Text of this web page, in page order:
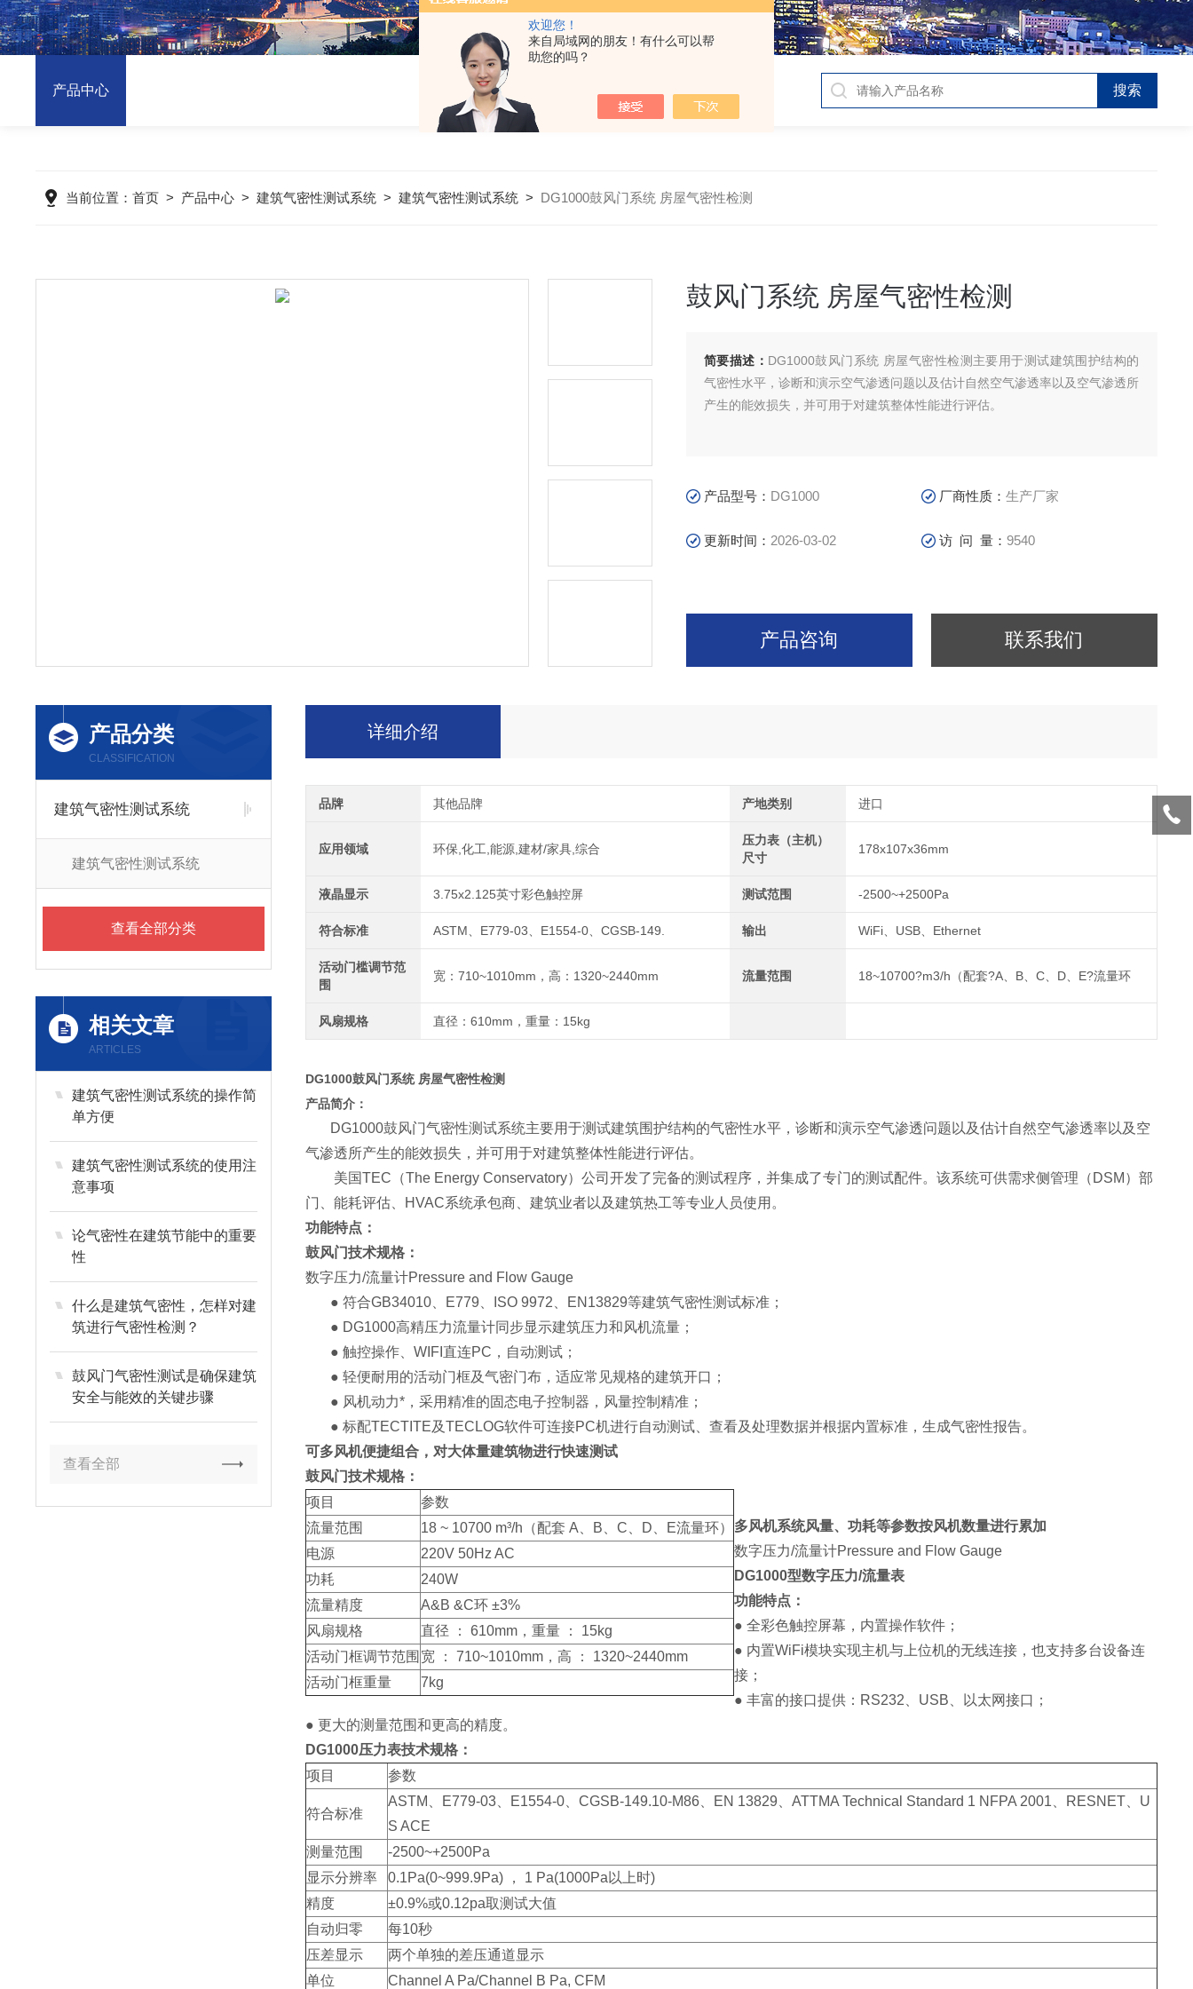
欢迎您！
来自局域网的朋友！有什么可以帮
助您的吗？
产品中心
当前位置：首页 > 产品中心 >建筑气密性测试系统 >建筑气密性测试系统 > DG1000鼓风门系统 房屋气密性检测
鼓风门系统 房屋气密性检测
简要描述： DG1000鼓风门系统 房屋气密性检测主要用于测试建筑围护结构的
气密性水平，诊断和演示空气渗透问题以及估计自然空气渗透率以及空气渗透所
产生的能效损失，并可用于对建筑整体性能进行评估。
产品型号： DG1000 厂商性质：生产厂家
更新时间： 2026-03-02 访 问 量：9540
产品咨询 联系我们
产品分类
CLASSIFICATION
建筑气密性测试系统
建筑气密性测试系统
查看全部分类
相关文章
ARTICLES
建筑气密性测试系统的操作简
单方便
建筑气密性测试系统的使用注
意事项
论气密性在建筑节能中的重要
性
什么是建筑气密性，怎样对建
筑进行气密性检测？
鼓风门气密性测试是确保建筑
安全与能效的关键步骤
查看全部
详细介绍
品牌 其他品牌 产地类别 进口
应用领域 环保,化工,能源,建材/家具,综合
压力表（主机）
尺寸
178x107x36mm
液晶显示 3.75x2.125英寸彩色触控屏 测试范围 -2500~+2500Pa
符合标准 ASTM、E779-03、E1554-0、CGSB-149. 输出 WiFi、USB、Ethernet
活动门槛调节范
围
宽：710~1010mm，高：1320~2440mm 流量范围 18~10700?m3/h（配套?A、B、C、D、E?流量环
风扇规格 直径：610mm，重量：15kg
DG1000鼓风门系统 房屋气密性检测
产品简介：
DG1000鼓风门气密性测试系统主要用于测试建筑围护结构的气密性水平，诊断和演示空气渗透问题以及估计自然空气渗透率以及空
气渗透所产生的能效损失，并可用于对建筑整体性能进行评估。
美国TEC（The Energy Conservatory）公司开发了完备的测试程序，并集成了专门的测试配件。该系统可供需求侧管理（DSM）部
门、能耗评估、HVAC系统承包商、建筑业者以及建筑热工等专业人员使用。
功能特点：
鼓风门技术规格：
数字压力/流量计Pressure and Flow Gauge
● 符合GB34010、E779、ISO 9972、EN13829等建筑气密性测试标准；
● DG1000高精压力流量计同步显示建筑压力和风机流量；
● 触控操作、WIFI直连PC，自动测试；
● 轻便耐用的活动门框及气密门布，适应常见规格的建筑开口；
● 风机动力*，采用精准的固态电子控制器，风量控制精准；
● 标配TECTITE及TECLOG软件可连接PC机进行自动测试、查看及处理数据并根据内置标准，生成气密性报告。
可多风机便捷组合，对大体量建筑物进行快速测试
鼓风门技术规格：
项目
参数
流量范围
18 ~ 10700 m³/h（配套 A、B、C、D、E流量环）
电源
220V 50Hz AC
功耗
240W
流量精度
A&B &C环 ±3%
风扇规格
直径 ： 610mm，重量 ： 15kg
活动门框调节范围 宽 ： 710~1010mm，高 ： 1320~2440mm
活动门框重量
7kg
多风机系统风量、功耗等参数按风机数量进行累加
数字压力/流量计Pressure and Flow Gauge
DG1000型数字压力/流量表
功能特点：
● 全彩色触控屏幕，内置操作软件；
● 内置WiFi模块实现主机与上位机的无线连接，也支持多台设备连
接；
● 丰富的接口提供：RS232、USB、以太网接口；
● 更大的测量范围和更高的精度。
DG1000压力表技术规格：
项目
参数
符合标准
ASTM、E779-03、E1554-0、CGSB-149.10-M86、EN 13829、ATTMA Technical Standard 1 NFPA 2001、RESNET、U
S ACE
测量范围
-2500~+2500Pa
显示分辨率
0.1Pa(0~999.9Pa) ， 1 Pa(1000Pa以上时)
精度
±0.9%或0.12pa取测试大值
自动归零
每10秒
压差显示
两个单独的差压通道显示
单位
Channel A Pa/Channel B Pa, CFM